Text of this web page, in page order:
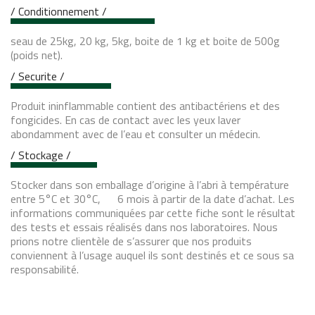
/ Conditionnement /
seau de 25kg, 20 kg, 5kg, boite de 1 kg et boite de 500g
(poids net).
/ Securite /
Produit ininflammable contient des antibactériens et des
fongicides. En cas de contact avec les yeux laver
abondamment avec de l’eau et consulter un médecin.
/ Stockage /
Stocker dans son emballage d’origine à l’abri à température
entre 5°C et 30°C, 6 mois à partir de la date d’achat. Les
informations communiquées par cette fiche sont le résultat
des tests et essais réalisés dans nos laboratoires. Nous
prions notre clientèle de s’assurer que nos produits
conviennent à l’usage auquel ils sont destinés et ce sous sa
responsabilité.